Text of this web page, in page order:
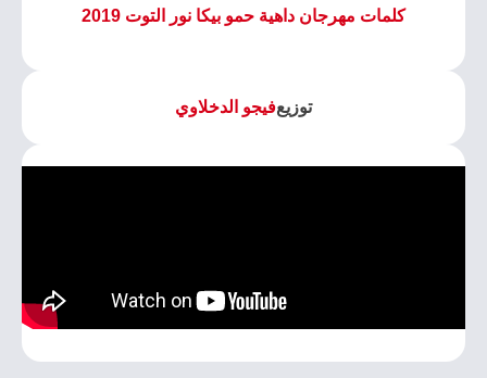
كلمات مهرجان داهية حمو بيكا نور التوت 2019
توزيعفيجو الدخلاوي